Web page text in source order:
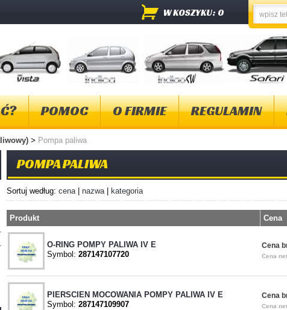
W KOSZYKU: 0
POMOC O FIRMIE REGULAMIN
> Pompa paliwa
POMPA PALIWA
Sortuj według: cena| nazwa| kategoria
Produkt Cena
O-RING POMPY PALIWA IV E
Symbol: 287147107720
Cena
Cena
PIERSCIEN MOCOWANIA POMPY PALIWA IV E
Symbol: 287147109907
Cena
Cena